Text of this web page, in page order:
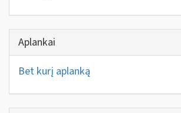
Aplankai
Bet kurį aplanką